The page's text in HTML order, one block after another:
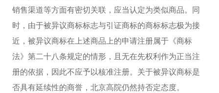
销售渠道等方面有密切关联，应当认定为类似商品。同
时，由于被异议商标标志与引证商标的商标标志极为接
近，被异议商标在上述商品上的申请注册属于《商标
法》第二十八条规定的情形，且无在先权利作为正当注
册的依据，因此不应予以核准注册。关于被异议商标是
否具有延续性的商誉，北京高院仍然持否定态度。